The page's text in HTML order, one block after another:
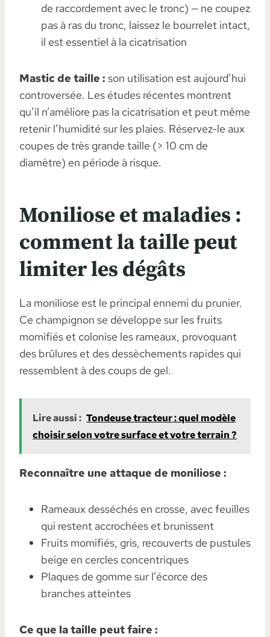
de raccordement avec le tronc) — ne coupez
pas à ras du tronc, laissez le bourrelet intact,
il est essentiel à la cicatrisation
Mastic de taille : son utilisation est aujourd’hui
controversée. Les études récentes montrent
qu’il n’améliore pas la cicatrisation et peut même
retenir l’humidité sur les plaies. Réservez-le aux
coupes de très grande taille (> 10 cm de
diamètre) en période à risque.
Moniliose et maladies :
comment la taille peut
limiter les dégâts
La moniliose est le principal ennemi du prunier.
Ce champignon se développe sur les fruits
momifiés et colonise les rameaux, provoquant
des brûlures et des dessèchements rapides qui
ressemblent à des coups de gel.
Lire aussi : Tondeuse tracteur : quel modèle
choisir selon votre surface et votre terrain ?
Reconnaître une attaque de moniliose :
Rameaux desséchés en crosse, avec feuilles
qui restent accrochées et brunissent
Fruits momifiés, gris, recouverts de pustules
beige en cercles concentriques
Plaques de gomme sur l’écorce des
branches atteintes
Ce que la taille peut faire :